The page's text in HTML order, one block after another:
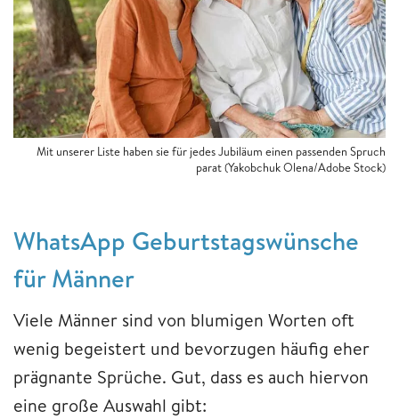
Mit unserer Liste haben sie für jedes Jubiläum einen passenden Spruch
parat (Yakobchuk Olena/Adobe Stock)
WhatsApp Geburtstagswünsche
für Männer
Viele Männer sind von blumigen Worten oft
wenig begeistert und bevorzugen häufig eher
prägnante Sprüche. Gut, dass es auch hiervon
eine große Auswahl gibt: